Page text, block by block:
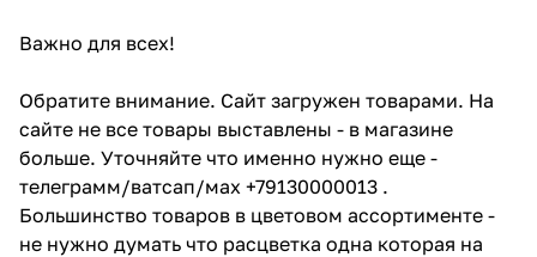
Важно для всех!
Обратите внимание. Сайт загружен товарами. На
сайте не все товары выставлены - в магазине
больше. Уточняйте что именно нужно еще -
телеграмм/ватсап/мах +79130000013 .
Большинство товаров в цветовом ассортименте -
не нужно думать что расцветка одна которая на